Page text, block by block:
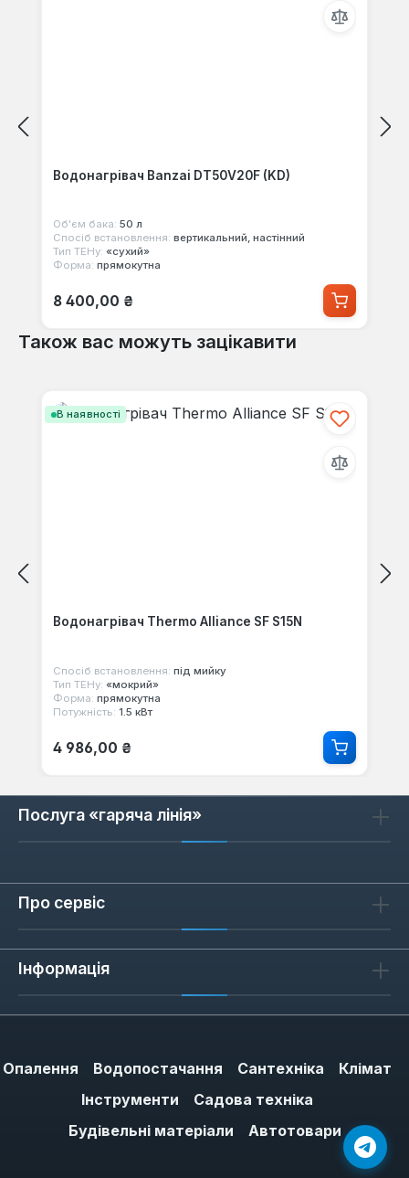
Водонагрівач Banzai DT50V20F (KD)
Об'єм бака: 50 л
Спосіб встановлення: вертикальний, настінний
Тип ТЕНу: «сухий»
Форма: прямокутна
Звичайна ціна:
8 400,00 ₴
Також вас можуть зацікавити
В наявності
Водонагрівач Thermo Alliance SF S15N
Спосіб встановлення: під мийку
Тип ТЕНу: «мокрий»
Форма: прямокутна
Потужність: 1.5 кВт
Звичайна ціна:
4 986,00 ₴
Послуга «гаряча лінія»
Про сервіс
Інформація
Опалення Водопостачання Сантехніка
Клімат
Інструменти
Садова техніка
Будівельні матеріали
Автотовари